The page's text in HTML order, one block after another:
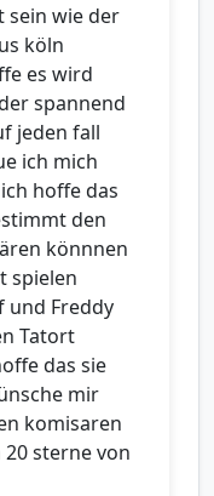
sein wie der
köln
es wird
spannend
jeden fall
ich mich
hoffe das
den
könnnen
spielen
und Freddy
Tatort
das sie
mir
komisaren
sterne von